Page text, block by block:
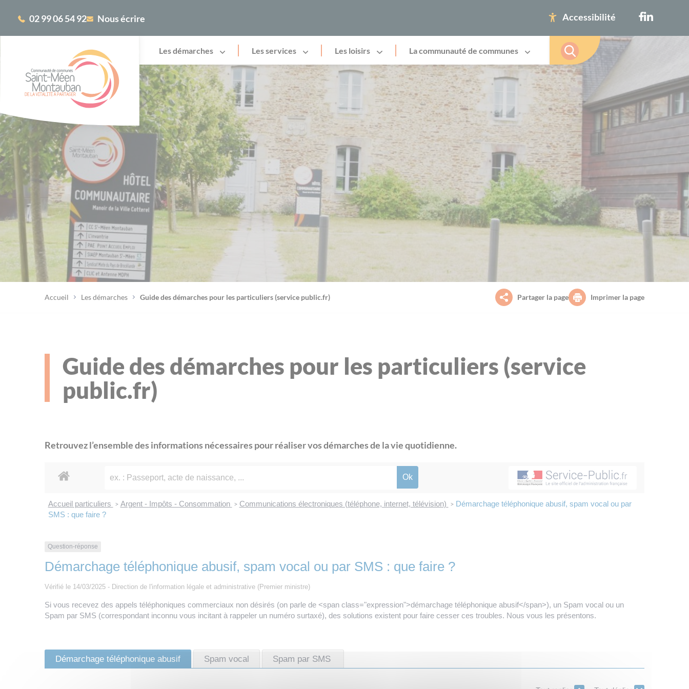
02 99 06 54 92 Nous écrire Accessibilité
Les démarches Les services Les loisirs La communauté de communes
Accueil Les démarches Guide des démarches pour les particuliers (service public.fr) Partager la page Imprimer la page
Guide des démarches pour les particuliers (service
public.fr)
Retrouvez l’ensemble des informations nécessaires pour réaliser vos démarches de la vie quotidienne.
Accueil particuliers > Argent - Impôts - Consommation > Communications électroniques (téléphone, internet, télévision) > Démarchage téléphonique abusif, spam vocal ou par
SMS : que faire ?
Question-réponse
Démarchage téléphonique abusif, spam vocal ou par SMS : que faire ?
Vérifié le 14/03/2025 - Direction de l'information légale et administrative (Premier ministre)
Si vous recevez des appels téléphoniques commerciaux non désirés (on parle de <span class="expression">démarchage téléphonique abusif</span>), un Spam vocal ou un
Spam par SMS (correspondant inconnu vous incitant à rappeler un numéro surtaxé), des solutions existent pour faire cesser ces troubles. Nous vous les présentons.
Démarchage téléphonique abusif Spam vocal Spam par SMS